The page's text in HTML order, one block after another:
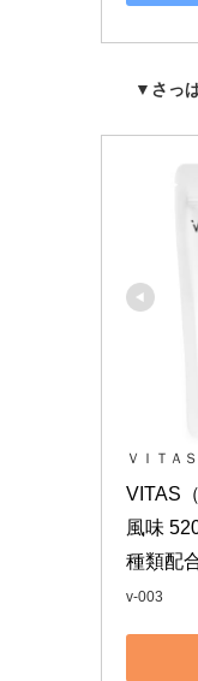
▼さっ
ＶＩＴＡＳ
VITAS
風味
種類配
v-003